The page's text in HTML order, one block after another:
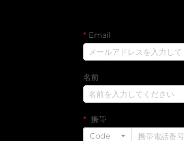
Email
名前
携帯
Code